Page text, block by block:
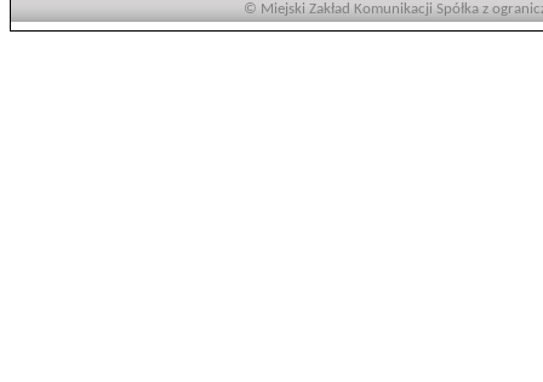
© Miejski Zakład Komunikacji Spółka z